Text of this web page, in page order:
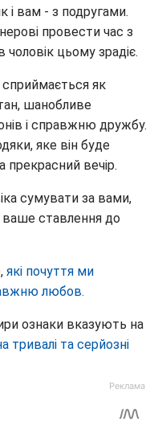
і вам - з подругами.
провести час з
цьому зрадіє.
як
шанобливе
і справжню дружбу.
яке він буде
прекрасний вечір.
сумувати за вами,
ваше ставлення до
які почуття ми
любов.
ознаки вказують на
тривалі та серйозні